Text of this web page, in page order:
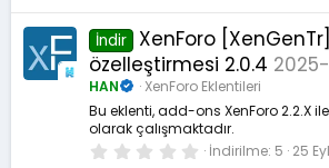
0
0
y
ı
d
ı
z
İndir
XenForo
özelleştirmesi 2.0.4
HAN
XenForo Eklentileri
Bu eklenti, add-ons XenForo 2.2.X
olarak çalışmaktadır.
0 İndirilme 5 25